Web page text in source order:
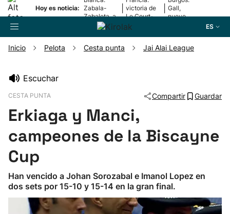
Hoy es noticia: Zabala-
Zabaleta, a
la final
victoria de
Le Court-
Pienaar
Gall,
nuevo
ES
Pelota
Remo
Baloncesto
Inicio Pelota Cesta punta Jai Alai League
Escuchar
CESTA PUNTA Compartir Guardar
Erkiaga y Manci,
campeones de la Biscayne
Cup
Han vencido a Johan Sorozabal e Imanol Lopez en
dos sets por 15-10 y 15-14 en la gran final.